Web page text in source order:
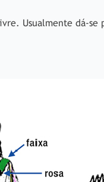
Usualmente dá-se